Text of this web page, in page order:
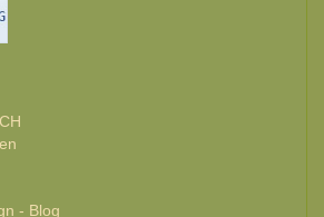
- Blog